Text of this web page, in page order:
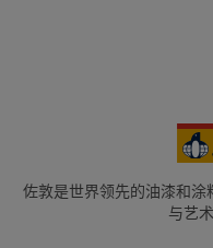
佐敦是世界领先的油漆和
与艺